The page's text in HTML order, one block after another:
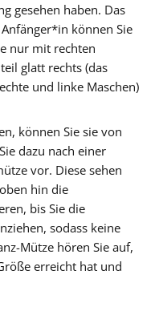
gesehen haben. Das
können Sie
nur mit rechten
glatt rechts (das
und linke Maschen)
können Sie sie von
dazu nach einer
vor. Diese sehen
hin die
bis Sie die
sodass keine
Mütze hören Sie auf,
erreicht hat und